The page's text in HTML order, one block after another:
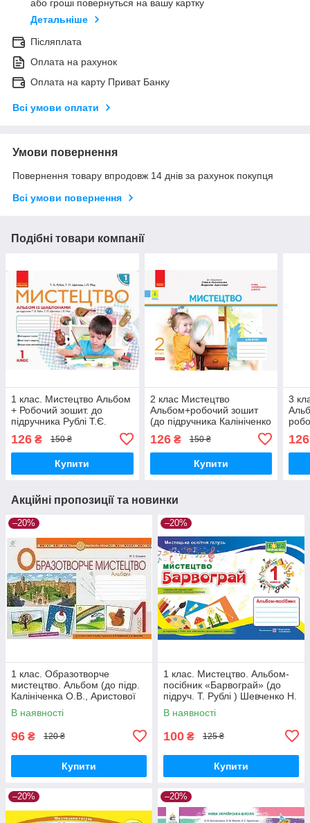
або гроші повернуться на вашу картку
Детальніше
Післяплата
Оплата на рахунок
Оплата на карту Приват Банку
Всі умови оплати
Умови повернення
Повернення товару впродовж 14 днів за рахунок покупця
Всі умови повернення
Подібні товари компанії
1 клас. Мистецтво Альбом
+ Робочий зошит. до
підручника Рублі Т.Є.
126 ₴ 150 ₴
Купити
2 клас Мистецтво
Альбом+робочий зошит
(до підручника Калініченко
О.) Наземнова Т.О. Ранок
126₴ 150 ₴
Купити
3
126
Акційні пропозиції та новинки
–20%
1 клас. Образотворче
мистецтво. Альбом (до підр.
Калініченка О.В., Аристової
Л.С.) Богдан
В наявності
96 ₴ 120 ₴
Купити
–20%
1 клас. Мистецтво. Альбом-
посібник «Барвограй» (до
підруч. Т. Рублі ) Шевченко Н.
ПіП
В наявності
100 ₴ 125 ₴
Купити
–20% –20%